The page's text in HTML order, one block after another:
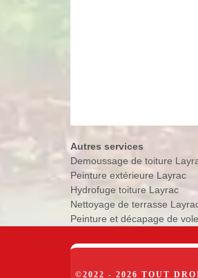
Autres services
Demoussage de toiture
Peinture extérieure Layrac
Hydrofuge toiture Layrac
Nettoyage de terrasse
Peinture et décapage de
©2022 - 2026 TOUT